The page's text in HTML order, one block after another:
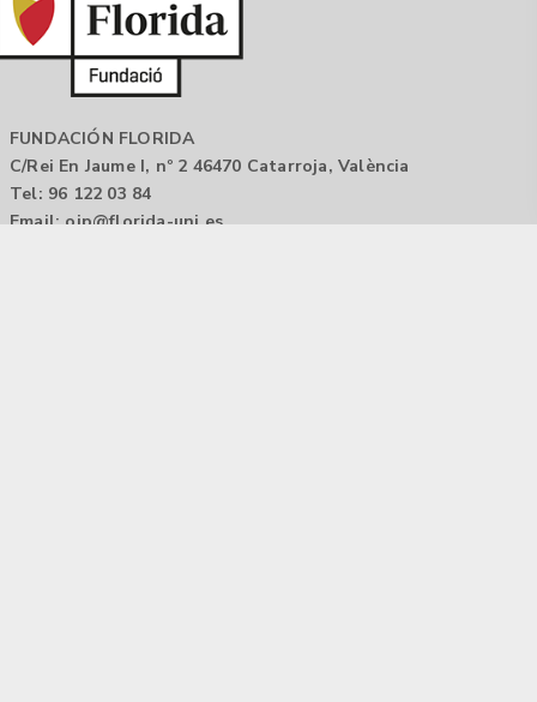
FUNDACIÓN FLORIDA
C/Rei En Jaume I, nº 2 46470 Catarroja, València
Tel: 96 122 03 84
Email: oip@florida-uni.es